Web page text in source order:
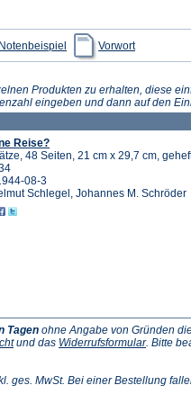
Notenbeispiel
(Öffnet
in
einem
Tab)
Vorwortin
einem
Tab)
Produkten zu erhalten, diese
eingeben und dann auf den
Reise?
48 Seiten, 21 cm x 29,7 cm,
08-3
Schlegel, Johannes M. Schröder
Tagen ohne Angabe von Gründen
(Öffnet
neuen
und das Widerrufsformular(Öffnet
neuen
. Bitte
ges. MwSt. Bei einer Bestellung